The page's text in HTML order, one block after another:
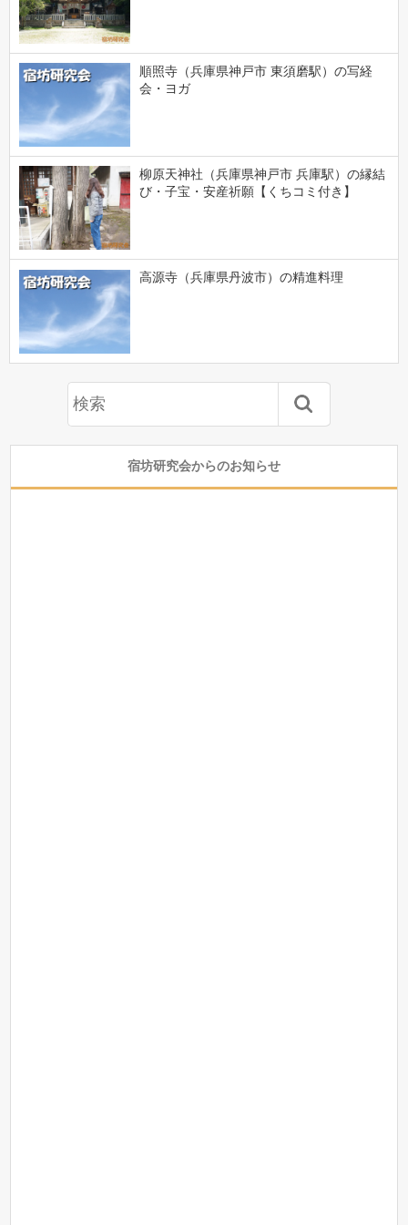
順照寺（兵庫県神戸市 東須磨駅）の写経
会・ヨガ
柳原天神社（兵庫県神戸市 兵庫駅）の縁結
び・子宝・安産祈願【くちコミ付き】
高源寺（兵庫県丹波市）の精進料理
宿坊研究会からのお知らせ